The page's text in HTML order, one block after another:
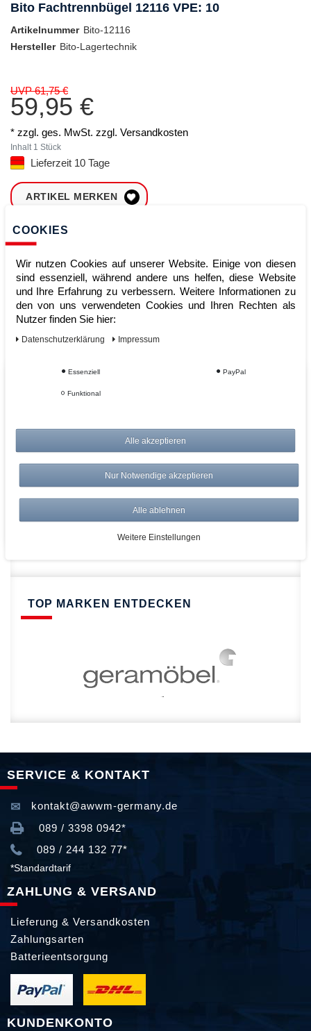
Bito Fachtrennbügel 12116 VPE: 10
Artikelnummer Bito-12116
Hersteller Bito-Lagertechnik
UVP 61,75 €
59,95 €
* zzgl. ges. MwSt. zzgl. Versandkosten
Inhalt 1 Stück
Lieferzeit 10 Tage
ARTIKEL MERKEN
ZUM WARENKORB
Sofort lieferbar
Kauf auf Rechnung
Risikolos: 14 Tage Rückgabe
Über 20.000 Artikel
Schnelle Lieferung
TOP MARKEN ENTDECKEN
SERVICE & KONTAKT
kontakt@awwm-germany.de
089 / 3398 0942*
089 / 244 132 77*
*Standardtarif
ZAHLUNG & VERSAND
Lieferung & Versandkosten
Zahlungsarten
Batterieentsorgung
KUNDENKONTO
COOKIES
Wir nutzen Cookies auf unserer Website. Einige von diesen
sind essenziell, während andere uns helfen, diese Website
und Ihre Erfahrung zu verbessern. Weitere Informationen zu
den von uns verwendeten Cookies und Ihren Rechten als
Nutzer finden Sie hier:
Daten­schutz­erklärung Impressum
Essenziell PayPal
Funktional
Alle akzeptieren
Nur Notwendige akzeptieren
Alle ablehnen
Weitere Einstellungen